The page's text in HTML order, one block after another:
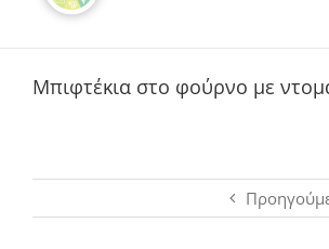
Μπιφτέκια στο φούρνο με